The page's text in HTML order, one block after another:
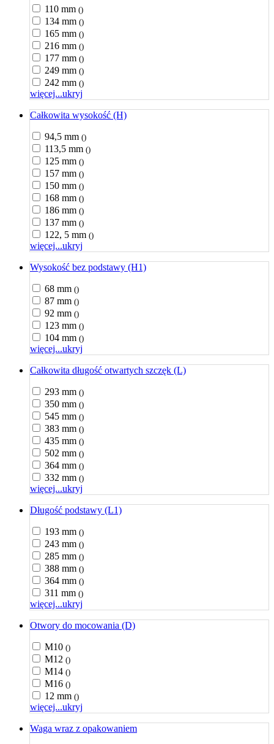
110 mm ()
134 mm ()
165 mm ()
216 mm ()
177 mm ()
249 mm ()
242 mm ()
więcej...ukryj
Całkowita wysokość (H)
94,5 mm ()
113,5 mm ()
125 mm ()
157 mm ()
150 mm ()
168 mm ()
186 mm ()
137 mm ()
122, 5 mm ()
więcej...ukryj
Wysokość bez podstawy (H1)
68 mm ()
87 mm ()
92 mm ()
123 mm ()
104 mm ()
więcej...ukryj
Całkowita długość otwartych szczęk (L)
293 mm ()
350 mm ()
545 mm ()
383 mm ()
435 mm ()
502 mm ()
364 mm ()
332 mm ()
więcej...ukryj
Długość podstawy (L1)
193 mm ()
243 mm ()
285 mm ()
388 mm ()
364 mm ()
311 mm ()
więcej...ukryj
Otwory do mocowania (D)
M10 ()
M12 ()
M14 ()
M16 ()
12 mm ()
więcej...ukryj
Waga wraz z opakowaniem